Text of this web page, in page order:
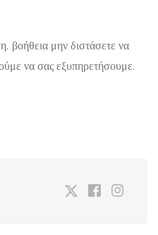
βοήθεια μην διστάσετε να
να σας εξυπηρετήσουμε.